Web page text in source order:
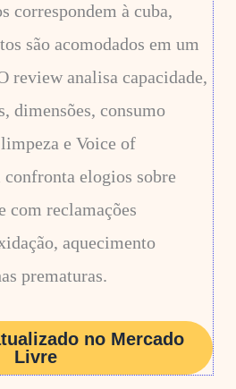
correspondem à cuba,
são acomodados em um
review analisa capacidade,
dimensões, consumo
e Voice of
elogios sobre
com reclamações
aquecimento
prematuras.
no Mercado
Livre